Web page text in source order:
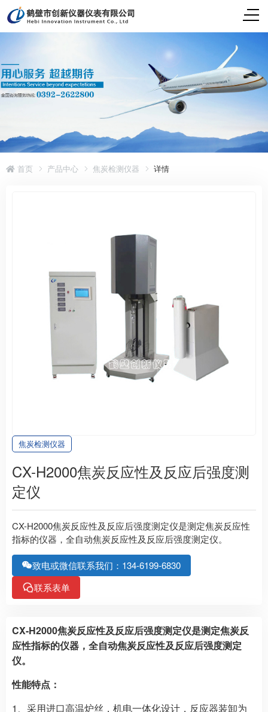
首页 产品中心 焦炭检测仪器 详情
焦炭检测仪器
CX-H2000焦炭反应性及反应后强度测
定仪
CX-H2000焦炭反应性及反应后强度测定仪是测定焦炭反应性
指标的仪器，全自动焦炭反应性及反应后强度测定仪。
致电或微信联系我们：134-6199-6830
联系表单
CX-H2000焦炭反应性及反应后强度测定仪是测定焦炭反
应性指标的仪器，全自动焦炭反应性及反应后强度测定
仪。
性能特点：
1、采用进口高温炉丝，机电一体化设计，反应器装卸为